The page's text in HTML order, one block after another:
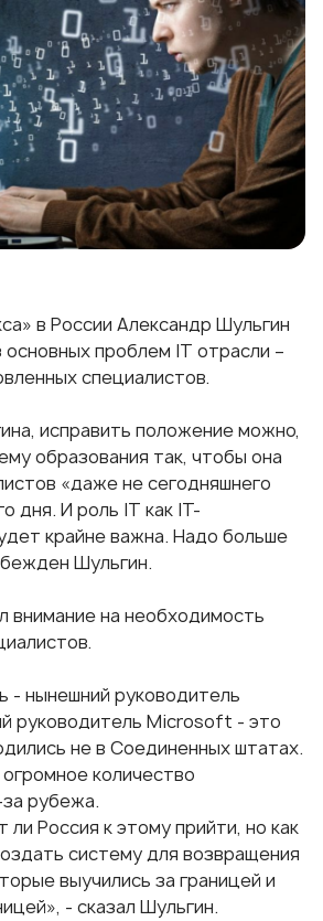
в России Александр Шульгин
проблем IT отрасли –
специалистов.
исправить положение можно,
образования так, чтобы она
«даже не сегодняшнего
дня. И роль IT как IT-
крайне важна. Надо больше
Шульгин.
внимание на необходимость
- нынешний руководитель
руководитель Microsoft - это
не в Соединенных штатах.
количество
рубежа.
Россия к этому прийти, но как
систему для возвращения
выучились за границей и
- сказал Шульгин.